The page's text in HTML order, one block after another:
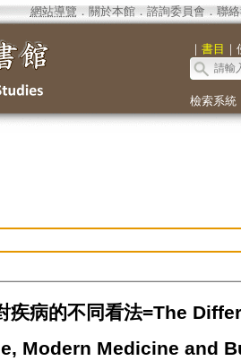
網站導覽 ． 關於本館． 諮詢委員會． 聯
｜ 書目 ｜
檢索系統
疾病的不同看法=The
Modern Medicine and